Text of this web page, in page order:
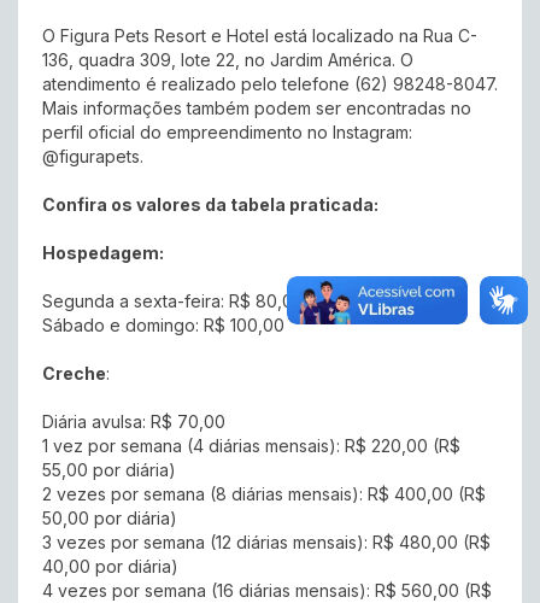
O Figura Pets Resort e Hotel está localizado na Rua C-
136, quadra 309, lote 22, no Jardim América. O
atendimento é realizado pelo telefone (62) 98248-8047.
Mais informações também podem ser encontradas no
perfil oficial do empreendimento no Instagram:
@figurapets.
Confira os valores da tabela praticada:
Hospedagem:
Segunda a sexta-feira: R$ 80,00
Sábado e domingo: R$ 100,00
Creche:
Diária avulsa: R$ 70,00
1 vez por semana (4 diárias mensais): R$ 220,00 (R$
55,00 por diária)
2 vezes por semana (8 diárias mensais): R$ 400,00 (R$
50,00 por diária)
3 vezes por semana (12 diárias mensais): R$ 480,00 (R$
40,00 por diária)
4 vezes por semana (16 diárias mensais): R$ 560,00 (R$